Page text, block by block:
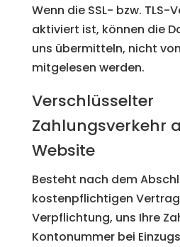
Wenn die SSL- bzw. TLS-
aktiviert ist, können die
uns übermitteln, nicht
mitgelesen werden.
Verschlüsselter
Zahlungsverkehr
Website
Besteht nach dem
kostenpflichtigen
Verpflichtung, uns Ihre
Kontonummer bei